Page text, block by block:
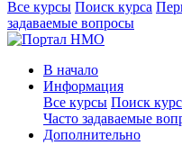
Все курсы Поиск курса
задаваемые вопросы
В начало
Информация
Все курсы Поиск
Часто задаваемые
Дополнительно